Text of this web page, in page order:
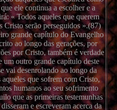
ele continua a escolher e a
« Todos aqueles que querem
Cristo serão perseguidos ».(87)
grande capítulo do Evangelho
ao longo das gerações, por
por Cristo, também é verdade
um outro grande capítulo deste
vai desenrolando ao longo da
que sofrem com Cristo,
humanos ao seu sofrimento
que as primeiras testemunhas
e escreveram acerca da